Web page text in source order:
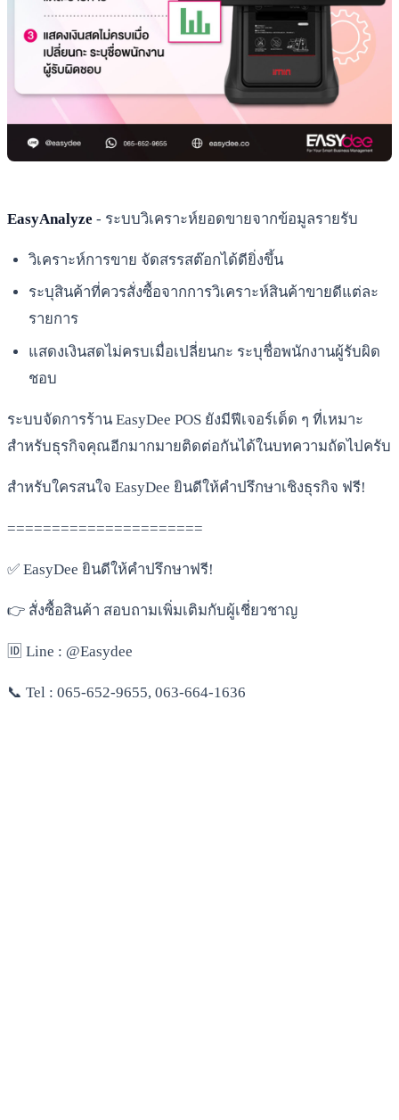
EasyAnalyze - ระบบวิเคราะห์ยอดขายจากข้อมูลรายรับ
วิเคราะห์การขาย จัดสรรสต๊อกได้ดียิ่งขึ้น
ระบุสินค้าที่ควรสั่งซื้อจากการวิเคราะห์สินค้าขายดีแต่ละ
รายการ
แสดงเงินสดไม่ครบเมื่อเปลี่ยนกะ ระบุชื่อพนักงานผู้รับผิด
ชอบ
ระบบจัดการร้าน EasyDee POS ยังมีฟีเจอร์เด็ด ๆ ที่เหมาะ
สำหรับธุรกิจคุณอีกมากมายติดต่อกันได้ในบทความถัดไปครับ
สำหรับใครสนใจ EasyDee ยินดีให้คำปรึกษาเชิงธุรกิจ ฟรี!
======================
✅ EasyDee ยินดีให้คำปรึกษาฟรี!
👉 สั่งซื้อสินค้า สอบถามเพิ่มเติมกับผู้เชี่ยวชาญ
🆔 Line : @Easydee
📞 Tel : 065-652-9655, 063-664-1636